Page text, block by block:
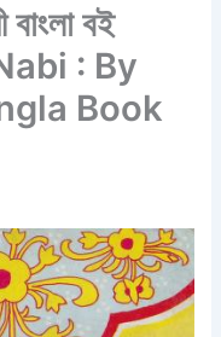
বাংলা বই
: By
Book